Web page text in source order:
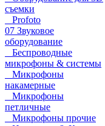
съемки
Profoto
07 Звуковое
оборудование
Беспроводные
микрофоны & системы
Микрофоны
накамерные
Микрофоны
петличные
Микрофоны прочие